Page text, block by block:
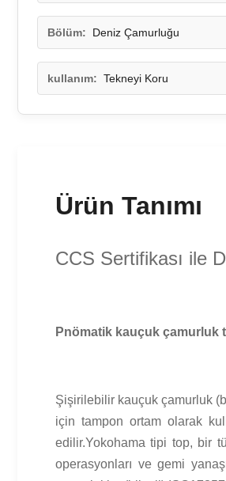
Bölüm: Deniz Çamurluğu
kullanım: Tekneyi Koru
Ürün Tanımı
CCS Sertifikası ile
Pnömatik kauçuk çamurluk
Şişirilebilir kauçuk çamurluk
için tampon ortam olarak
edilir.Yokohama tipi top, bir
operasyonları ve gemi